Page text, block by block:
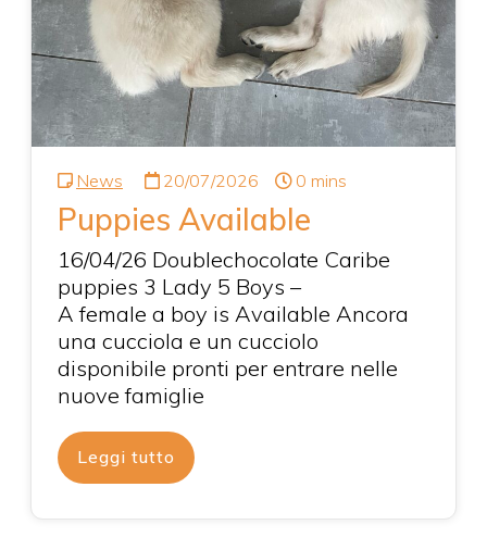
News 20/07/2026 0 mins
Puppies Available
16/04/26 Doublechocolate Caribe
puppies 3 Lady 5 Boys –
A female a boy is Available Ancora
una cucciola e un cucciolo
disponibile pronti per entrare nelle
nuove famiglie
Leggi tutto